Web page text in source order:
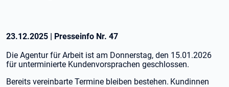
23.12.2025 | Presseinfo Nr. 47
Die Agentur für Arbeit ist am Donnerstag, den 15.01.2026
für unterminierte Kundenvorsprachen geschlossen.
Bereits vereinbarte Termine bleiben bestehen. Kundinnen